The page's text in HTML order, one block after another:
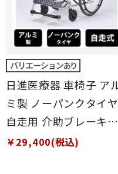
日進医療器 車椅子 アル
ミ製 ノーパンクタイヤ
自走用 介助ブレーキ付
き 軽量 12.7kg [非課税]
￥29,400(税込)